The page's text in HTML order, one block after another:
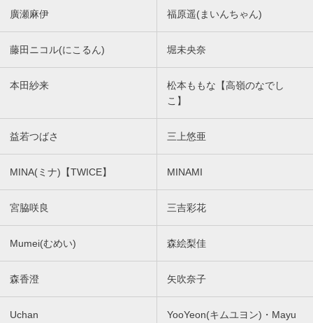
廣瀬麻伊 福原遥(まいんちゃん)
藤田ニコル(にこるん) 堀未央奈
本田紗来
松本ももな【高嶺のなでし
こ】
益若つばさ 三上悠亜
MINA(ミナ)【TWICE】 MINAMI
宮脇咲良 三吉彩花
Mumei(むめい) 森絵梨佳
森香澄 矢吹奈子
Uchan
YooYeon(キムユヨン)・Mayu